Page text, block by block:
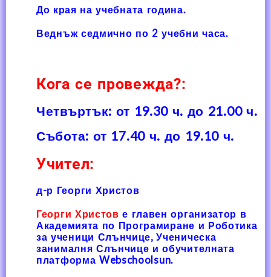
До края на учебната година.
Веднъж седмично по 2 учебни часа.
Кога се провежда?:
Четвъртък: от 19.30 ч. до 21.00 ч.
Събота: от 17.40 ч. до 19.10 ч.
Учител:
д-р Георги Христов
Георги Христов е главен организатор в
Академията по Програмиране и Роботика
за ученици Слънчице, Ученическа
занималня Слънчице и обучителната
платформа Webschoolsun.